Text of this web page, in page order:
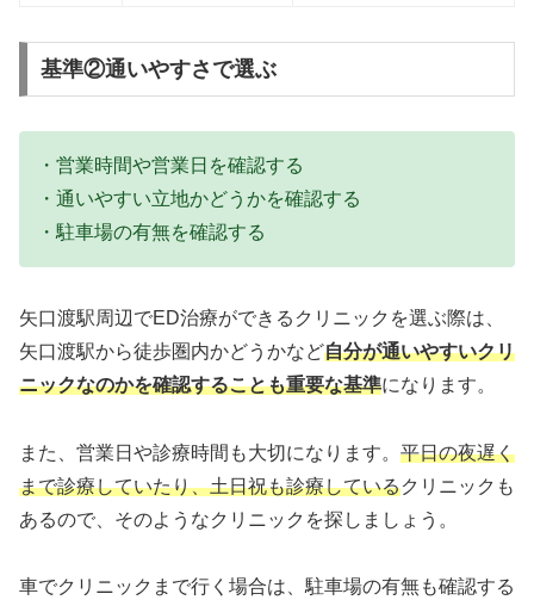
基準②通いやすさで選ぶ
・営業時間や営業日を確認する
・通いやすい立地かどうかを確認する
・駐車場の有無を確認する
矢口渡駅周辺でED治療ができるクリニックを選ぶ際は、
矢口渡駅から徒歩圏内かどうかなど自分が通いやすいクリ
ニックなのかを確認することも重要な基準になります。
また、営業日や診療時間も大切になります。 平日の夜遅く
まで診療していたり、土日祝も診療しているクリニックも
あるので、そのようなクリニックを探しましょう。
車でクリニックまで行く場合は、駐車場の有無も確認する